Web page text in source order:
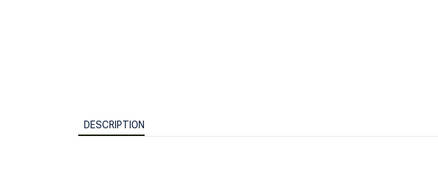
DESCRIPTION